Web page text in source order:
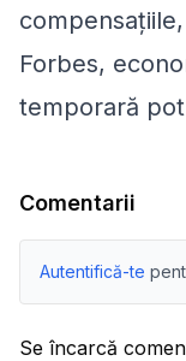
Forbes,
temporară
Comentarii
Autentifică-te
Se încarcă